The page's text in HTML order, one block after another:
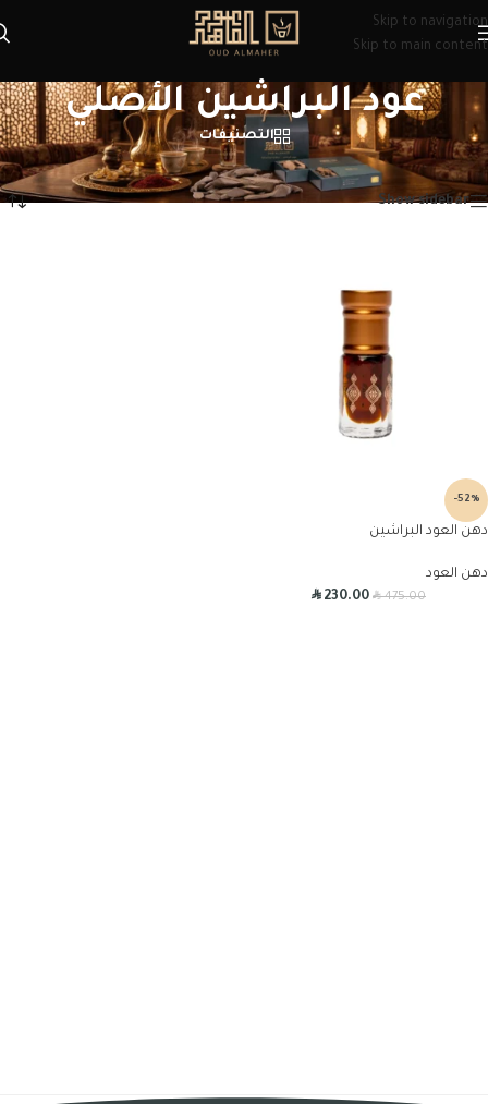
Skip to navigation
Skip to main content
عود البراشين الأصلي
التصنيفات
الرئيسية/منتجات تحت الوسم “عود البراشين الأصلي” عرض النتيجة الوحيدة
Show sidebar
-52%
دهن العود البراشين
دهن العود
R475.00
R230.00